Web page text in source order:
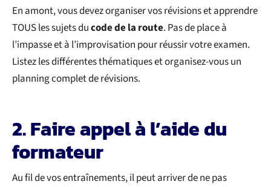
En amont, vous devez organiser vos révisions et apprendre
TOUS les sujets ducode de la route. Pas de place à
l’impasse et à l’improvisation pour réussir votre examen.
Listez les différentes thématiques et organisez-vous un
planning complet de révisions.
2. Faire appel à l’aide du
formateur
Au fil de vos entraînements, il peut arriver de ne pas